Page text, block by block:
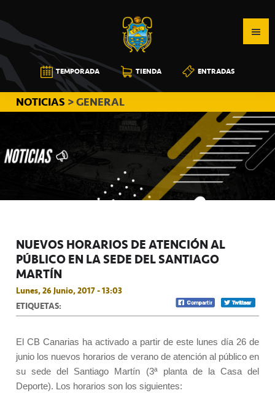
a
la
navegación
principal
al
contenido
principal
a
la
barra
lateral
principal
CB
CANARIAS
TEMPORADA TIENDA ENTRADAS
NOTICIAS > GENERAL
NUEVOS HORARIOS DE ATENCIÓN AL
PÚBLICO EN LA SEDE DEL SANTIAGO
MARTÍN
Lunes, 26 Junio, 2017 - 13:03
ETIQUETAS:
El CB Canarias ha activado a partir de este lunes día 26 de
junio los nuevos horarios de verano de atención al público en
su sede del Santiago Martín (3ª planta de la Casa del
Deporte). Los horarios son los siguientes: